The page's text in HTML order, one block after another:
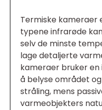
Termiske kameraer
typene infrarøde
selv de minste
lage detaljerte
kameraer bruker
å belyse området
stråling, mens
varmeobjekters